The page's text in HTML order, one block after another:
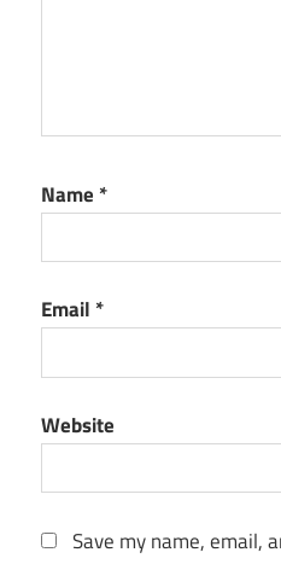
Name *
Email *
Website
Save my name, email,